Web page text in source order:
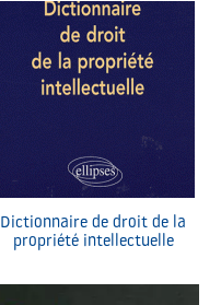
Dictionnaire de droit de la
propriété intellectuelle